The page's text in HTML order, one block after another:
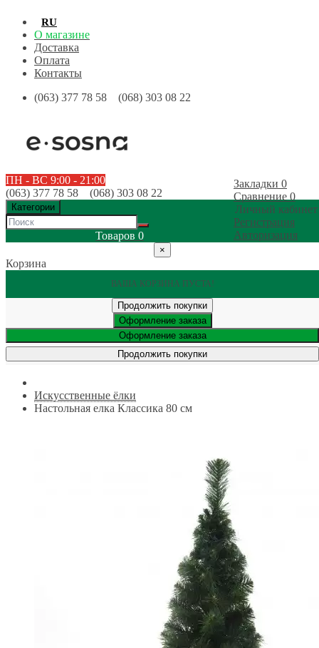
RU
О магазине
Доставка
Оплата
Контакты
(063) 377 78 58 (068) 303 08 22
Закладки 0
Сравнение 0
Личный кабинет
Регистрация
Авторизация
ПН - ВС 9:00 - 21:00
(063) 377 78 58 (068) 303 08 22
Категории
Товаров 0
×
Корзина
ВАША КОРЗИНА ПУСТА!
Продолжить покупки
Оформление заказа
Оформление заказа
Продолжить покупки
Искусственные ёлки
Настольная елка Классика 80 см